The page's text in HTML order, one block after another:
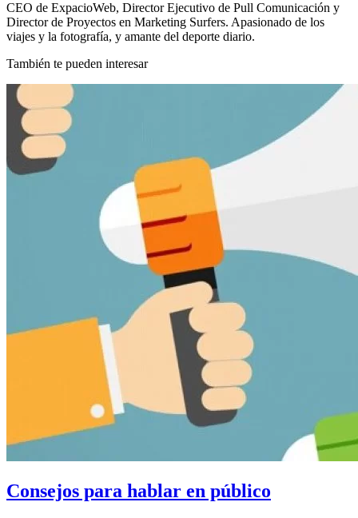
CEO de ExpacioWeb, Director Ejecutivo de Pull Comunicación y
Director de Proyectos en Marketing Surfers. Apasionado de los
viajes y la fotografía, y amante del deporte diario.
También te pueden interesar
Consejos para hablar en público